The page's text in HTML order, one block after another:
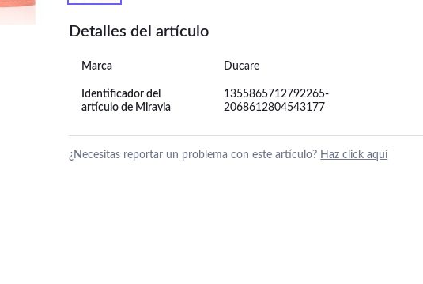
Detalles del artículo
Marca Ducare
Identificador del
artículo de Miravia
1355865712792265-
2068612804543177
¿Necesitas reportar un problema con este artículo? Haz click aquí